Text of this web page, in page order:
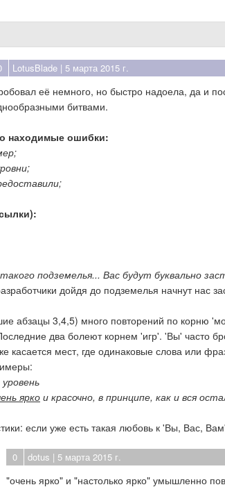
LotusBlade | 5 марта 2015 г.
её немного, но быстро надоела, да и
битвами.
находимые ошибки:
подземелья... Вас будут буквально
дойдя до подземелья начнут нас
абзацы 3,4,5) много повторений по корню
два болеют корнем 'игр'. 'Вы' часто
касается мест, где одинаковые слова или
ярко и красочно, в принципе, как и вся
если уже есть такая любовь к 'Вы, Вас,
0 dotus | 5 марта 2015 г.
"очень ярко" и "настолько ярко" умышленно